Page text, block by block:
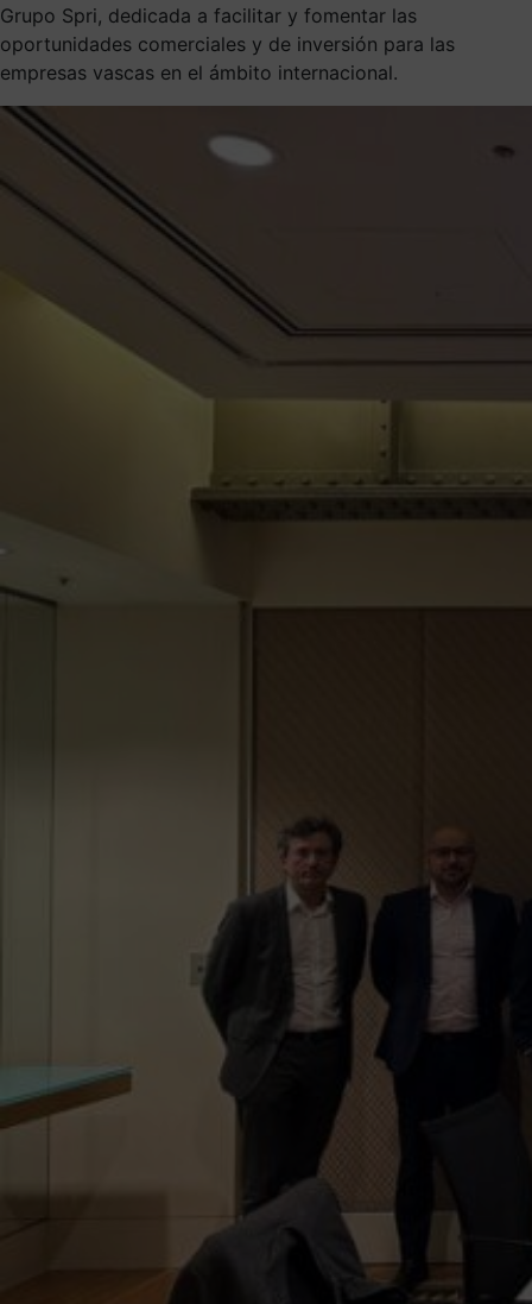
Grupo Spri, dedicada a facilitar y fomentar las
oportunidades comerciales y de inversión para las
empresas vascas en el ámbito internacional.